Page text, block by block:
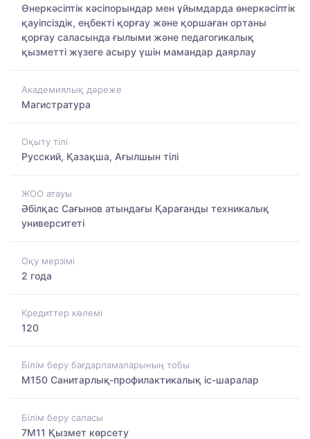
Өнеркәсіптік кәсіпорындар мен ұйымдарда өнеркәсіптік
қауіпсіздік, еңбекті қорғау және қоршаған ортаны
қорғау саласында ғылыми және педагогикалық
қызметті жүзеге асыру үшін мамандар даярлау
Академиялық дәреже
Магистратура
Оқыту тілі
Русский, Қазақша, Ағылшын тілі
ЖОО атауы
Әбілқас Сағынов атындағы Қарағанды техникалық
университеті
Оқу мерзімі
2 года
Кредиттер көлемі
120
Білім беру бағдарламаларының тобы
M150 Санитарлық-профилактикалық іс-шаралар
Білім беру саласы
7M11 Қызмет көрсету